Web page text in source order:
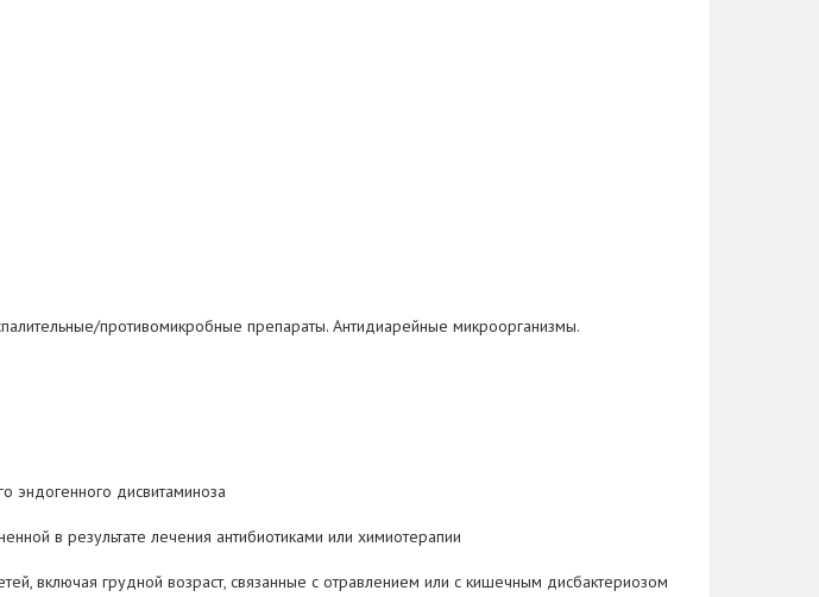
противомикробные препараты. Антидиарейные микроорганизмы.
дисвитаминоза
в результате лечения антибиотиками или химиотерапии
включая грудной возраcт, связанные с отравлением или с кишечным дисбактериозом